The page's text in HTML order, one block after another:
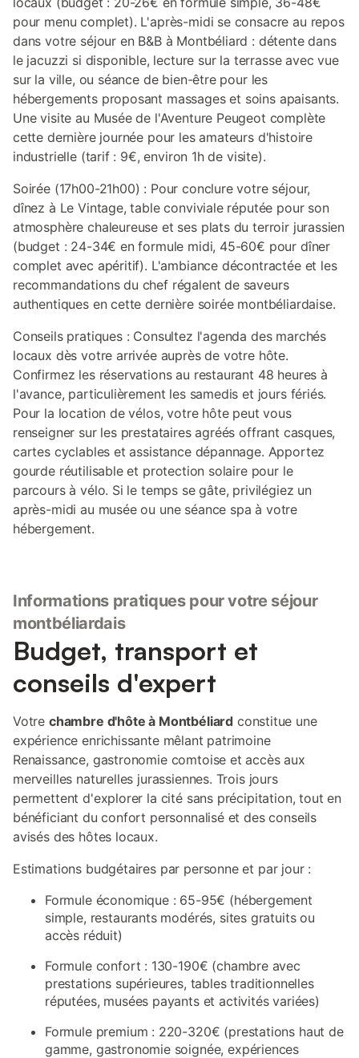
pour menu complet). L'après-midi se consacre au repos
dans votre séjour en B&B à Montbéliard : détente dans
le jacuzzi si disponible, lecture sur la terrasse avec vue
sur la ville, ou séance de bien-être pour les
hébergements proposant massages et soins apaisants.
Une visite au Musée de l'Aventure Peugeot complète
cette dernière journée pour les amateurs d'histoire
industrielle (tarif : 9€, environ 1h de visite).
Soirée (17h00-21h00) : Pour conclure votre séjour,
dînez à Le Vintage, table conviviale réputée pour son
atmosphère chaleureuse et ses plats du terroir jurassien
(budget : 24-34€ en formule midi, 45-60€ pour dîner
complet avec apéritif). L'ambiance décontractée et les
recommandations du chef régalent de saveurs
authentiques en cette dernière soirée montbéliardaise.
Conseils pratiques : Consultez l'agenda des marchés
locaux dès votre arrivée auprès de votre hôte.
Confirmez les réservations au restaurant 48 heures à
l'avance, particulièrement les samedis et jours fériés.
Pour la location de vélos, votre hôte peut vous
renseigner sur les prestataires agréés offrant casques,
cartes cyclables et assistance dépannage. Apportez
gourde réutilisable et protection solaire pour le
parcours à vélo. Si le temps se gâte, privilégiez un
après-midi au musée ou une séance spa à votre
hébergement.
Informations pratiques pour votre séjour
montbéliardais
Budget, transport et
conseils d'expert
Votre chambre d'hôte à Montbéliard constitue une
expérience enrichissante mêlant patrimoine
Renaissance, gastronomie comtoise et accès aux
merveilles naturelles jurassiennes. Trois jours
permettent d'explorer la cité sans précipitation, tout en
bénéficiant du confort personnalisé et des conseils
avisés des hôtes locaux.
Estimations budgétaires par personne et par jour :
Formule économique : 65-95€ (hébergement
simple, restaurants modérés, sites gratuits ou
accès réduit)
Formule confort : 130-190€ (chambre avec
prestations supérieures, tables traditionnelles
réputées, musées payants et activités variées)
Formule premium : 220-320€ (prestations haut de
gamme, gastronomie soignée, expériences